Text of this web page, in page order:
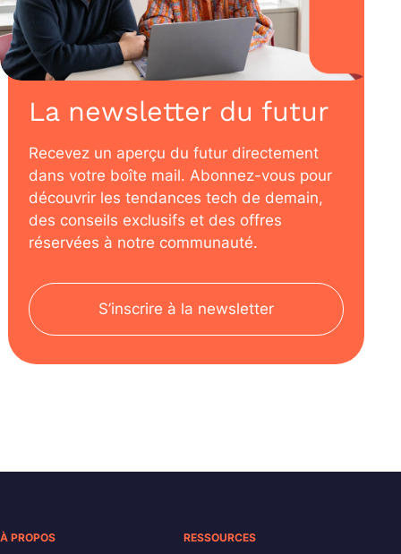
La newsletter du futur
Recevez un aperçu du futur directement
dans votre boîte mail. Abonnez-vous pour
découvrir les tendances tech de demain,
des conseils exclusifs et des offres
réservées à notre communauté.
S’inscrire à la newsletter
À PROPOS RESSOURCES